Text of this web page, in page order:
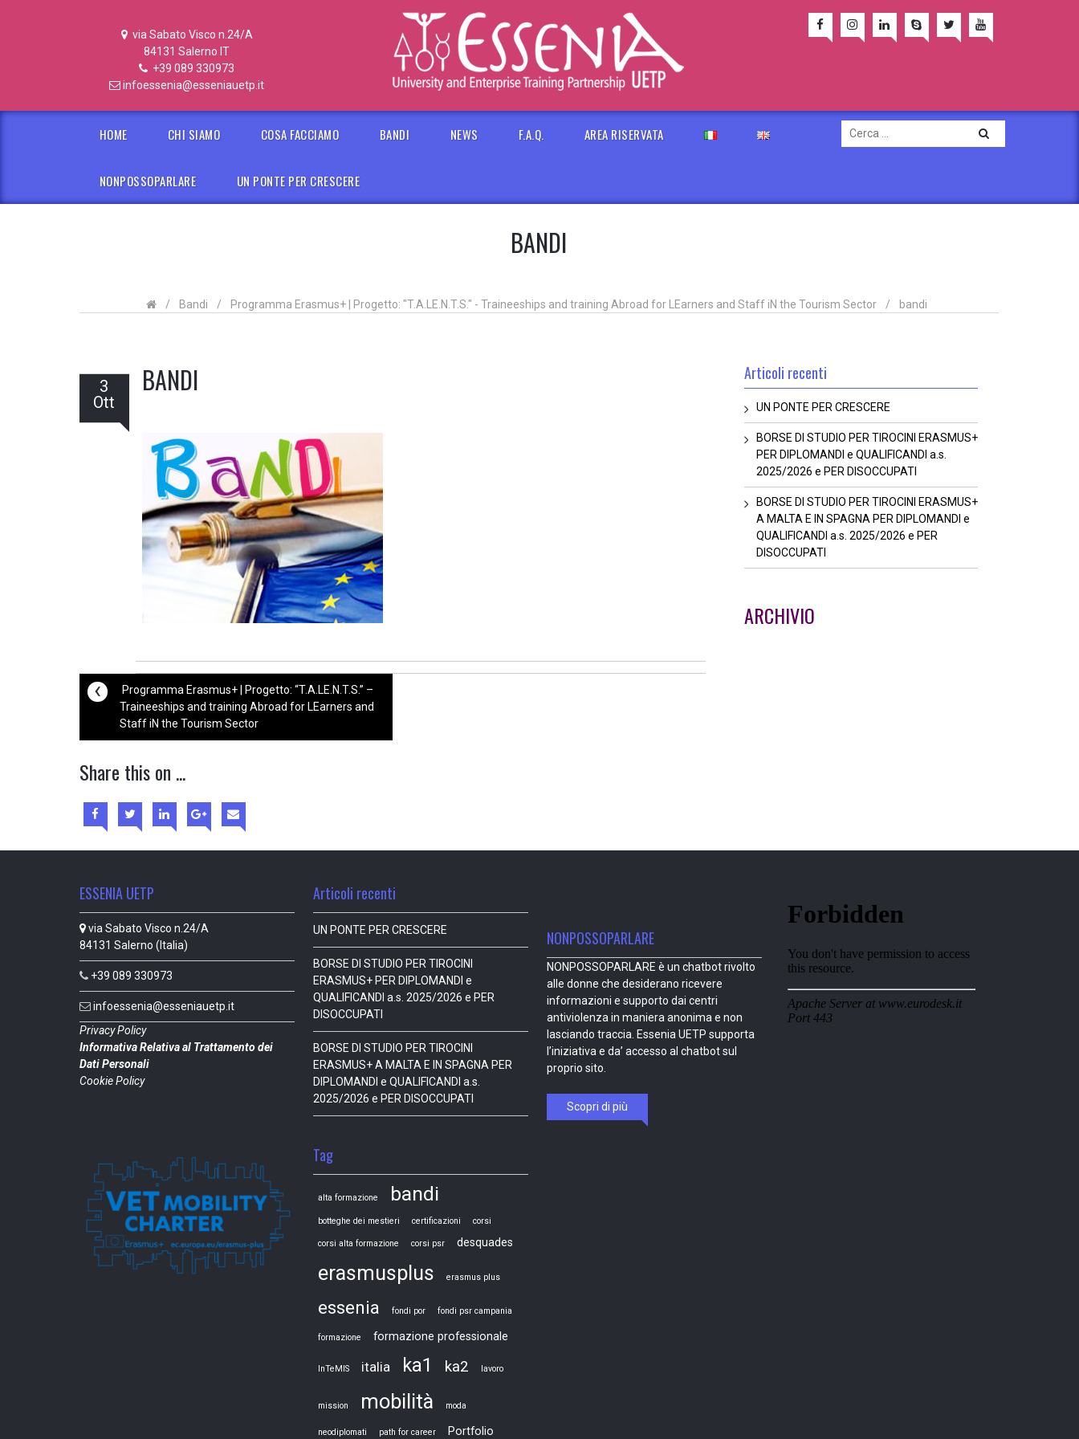
via Sabato Visco n.24/A
84131 Salerno IT
+39 089 330973
infoessenia@esseniauetp.it
HOME CHI SIAMO COSA FACCIAMO BANDI NEWS F.A.Q. AREA RISERVATA
NONPOSSOPARLARE UN PONTE PER CRESCERE
BANDI
/ Bandi / Programma Erasmus+ | Progetto: "T.A.LE.N.T.S." - Traineeships and training Abroad for LEarners and Staff iN the Tourism Sector / bandi
3
Ott
BANDI
‹
Programma Erasmus+ | Progetto: “T.A.LE.N.T.S.” –
Traineeships and training Abroad for LEarners and
Staff iN the Tourism Sector
Share this on ...
Articoli recenti
UN PONTE PER CRESCERE
BORSE DI STUDIO PER TIROCINI ERASMUS+
PER DIPLOMANDI e QUALIFICANDI a.s.
2025/2026 e PER DISOCCUPATI
BORSE DI STUDIO PER TIROCINI ERASMUS+
A MALTA E IN SPAGNA PER DIPLOMANDI e
QUALIFICANDI a.s. 2025/2026 e PER
DISOCCUPATI
ARCHIVIO
ESSENIA UETP
via Sabato Visco n.24/A
84131 Salerno (Italia)
+39 089 330973
infoessenia@esseniauetp.it
Privacy Policy
Informativa Relativa al Trattamento dei
Dati Personali
Cookie Policy
Articoli recenti
UN PONTE PER CRESCERE
BORSE DI STUDIO PER TIROCINI
ERASMUS+ PER DIPLOMANDI e
QUALIFICANDI a.s. 2025/2026 e PER
DISOCCUPATI
BORSE DI STUDIO PER TIROCINI
ERASMUS+ A MALTA E IN SPAGNA PER
DIPLOMANDI e QUALIFICANDI a.s.
2025/2026 e PER DISOCCUPATI
Tag
alta formazione bandi
botteghe dei mestieri certificazioni corsi
corsi alta formazione corsi psr desquades
erasmusplus erasmus plus
essenia fondi por fondi psr campania
formazione formazione professionale
InTeMIS italia ka1 ka2 lavoro
mission mobilità moda
neodiplomati path for career Portfolio
NONPOSSOPARLARE
NONPOSSOPARLARE è un chatbot rivolto
alle donne che desiderano ricevere
informazioni e supporto dai centri
antiviolenza in maniera anonima e non
lasciando traccia. Essenia UETP supporta
l’iniziativa e da’ accesso al chatbot sul
proprio sito.
Scopri di più